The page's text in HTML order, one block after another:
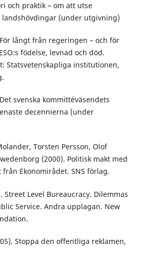
och praktik – om att utse
(under utgivning)
långt från regeringen – och för
födelse, levnad och död.
Statsvetenskapliga institutionen,
svenska kommittéväsendets
decennierna (under
Torsten Persson, Olof
(2000). Politisk makt med
Ekonomirådet. SNS förlag.
Street Level Bureaucracy. Dilemmas
Service. Andra upplagan. New
Stoppa den offentliga reklamen,